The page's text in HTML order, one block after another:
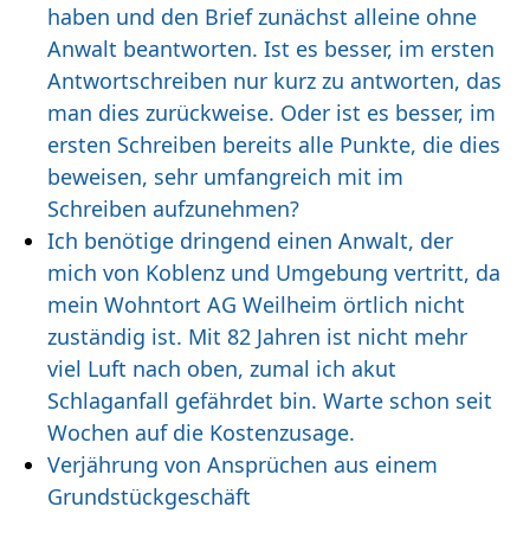
haben und den Brief zunächst alleine ohne
Anwalt beantworten. Ist es besser, im ersten
Antwortschreiben nur kurz zu antworten, das
man dies zurückweise. Oder ist es besser, im
ersten Schreiben bereits alle Punkte, die dies
beweisen, sehr umfangreich mit im
Schreiben aufzunehmen?
Ich benötige dringend einen Anwalt, der
mich von Koblenz und Umgebung vertritt, da
mein Wohntort AG Weilheim örtlich nicht
zuständig ist. Mit 82 Jahren ist nicht mehr
viel Luft nach oben, zumal ich akut
Schlaganfall gefährdet bin. Warte schon seit
Wochen auf die Kostenzusage.
Verjährung von Ansprüchen aus einem
Grundstückgeschäft